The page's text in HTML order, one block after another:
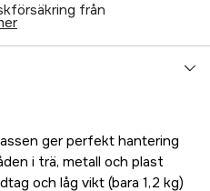
från
ger perfekt hantering
i trä, metall och plast
och låg vikt (bara 1,2 kg)